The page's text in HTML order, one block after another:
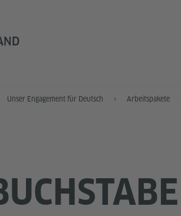
Unser Engagement für Deutsch Arbeitspakete